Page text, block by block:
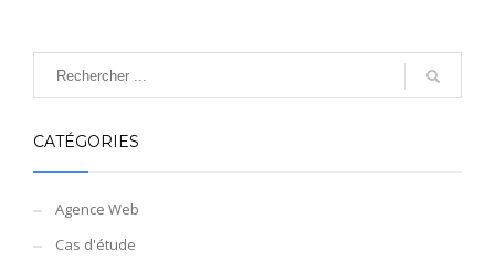
CATÉGORIES
Agence Web
Cas d'étude